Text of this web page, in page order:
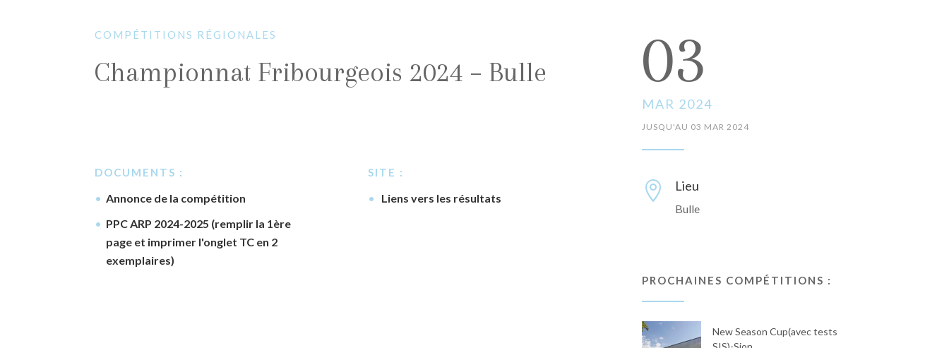
COMPÉTITIONS RÉGIONALES
Championnat Fribourgeois 2024 – Bulle
DOCUMENTS :
Annonce de la compétition
PPC ARP 2024-2025 (remplir la 1ère
page et imprimer l'onglet TC en 2
exemplaires)
SITE :
Liens vers les résultats
03
MAR 2024
JUSQU'AU 03 MAR 2024
 Lieu
Bulle
PROCHAINES COMPÉTITIONS :
New Season Cup(avec tests